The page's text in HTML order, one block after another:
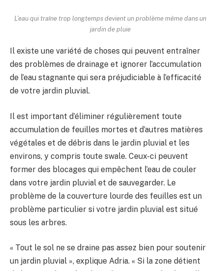
L’eau qui traîne trop longtemps devient un problème même dans un
jardin de pluie
Il existe une variété de choses qui peuvent entraîner
des problèmes de drainage et ignorer l’accumulation
de l’eau stagnante qui sera préjudiciable à l’efficacité
de votre jardin pluvial.
Il est important d’éliminer régulièrement toute
accumulation de feuilles mortes et d’autres matières
végétales et de débris dans le jardin pluvial et les
environs, y compris toute swale. Ceux-ci peuvent
former des blocages qui empêchent l’eau de couler
dans votre jardin pluvial et de sauvegarder. Le
problème de la couverture lourde des feuilles est un
problème particulier si votre jardin pluvial est situé
sous les arbres.
« Tout le sol ne se draine pas assez bien pour soutenir
un jardin pluvial », explique Adria. « Si la zone détient